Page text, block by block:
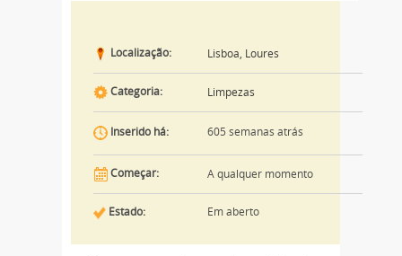
Localização: Lisboa, Loures
Categoria: Limpezas
Inserido há: 605 semanas atrás
Começar: A qualquer momento
Estado: Em aberto